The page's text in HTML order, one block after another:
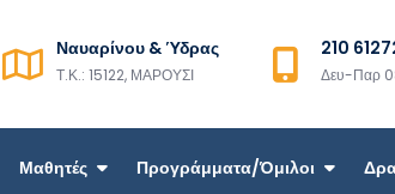
Ναυαρίνου & Ύδρας
Τ.Κ.: 15122, ΜΑΡΟΥΣΙ
210
Δευ-Παρ
Μαθητές Προγράμματα/Όμιλοι